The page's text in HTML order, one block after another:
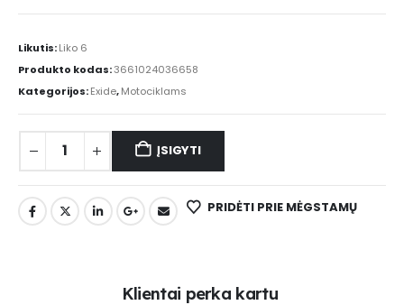
Likutis:Liko 6
Produkto kodas:3661024036658
Kategorijos:Exide,Motociklams
ĮSIGYTI
PRIDĖTI PRIE MĖGSTAMŲ
Klientai perka kartu